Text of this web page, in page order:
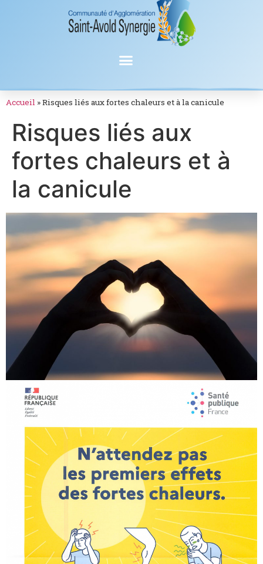
Accueil »Risques liés aux fortes chaleurs et à la canicule
Risques liés aux
fortes chaleurs et à
la canicule